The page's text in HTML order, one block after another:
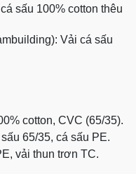
sấu 100% cotton thêu
Vải cá sấu
cotton, CVC (65/35).
65/35, cá sấu PE.
vải thun trơn TC.